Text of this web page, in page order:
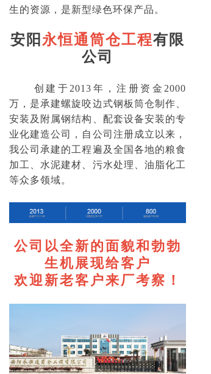
生的资源，是新型绿色环保产品。
安阳 永恒通筒仓工程有限
公司
创建于2013年，注册资金2000
万，是承建螺旋咬边式钢板筒仓制作、
安装及附属钢结构、配套设备安装的专
业化建造公司，自公司注册成立以来，
我公司承建的工程遍及全国各地的粮食
加工、水泥建材、污水处理、油脂化工
等众多领域。
公司以全新的面貌和勃勃
生机展现给客户
欢迎新老客户来厂考察！